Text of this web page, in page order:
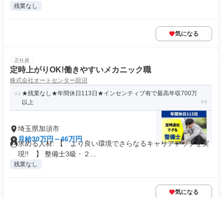
残業なし
気になる
正社員
定時上がりOK!働きやすいメカニック職
株式会社オートセンター田沼
★残業なし★年間休日113日★インセンティブ有で最高年収700万
以上
埼玉県加須市
月給30万円～46万円
求める人材: 【 より良い環境でさらなるキャリアアップを実
現!! 】 整備士3級・２...
残業なし
気になる